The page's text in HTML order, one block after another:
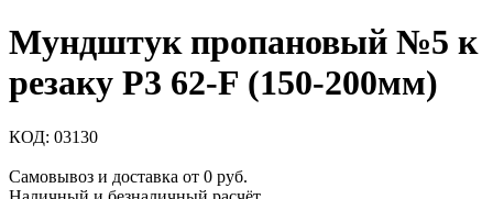
Мундштук пропановый №5 к
резаку Р3 62-F (150-200мм)
КОД: 03130
Самовывоз и доставка от 0 руб.